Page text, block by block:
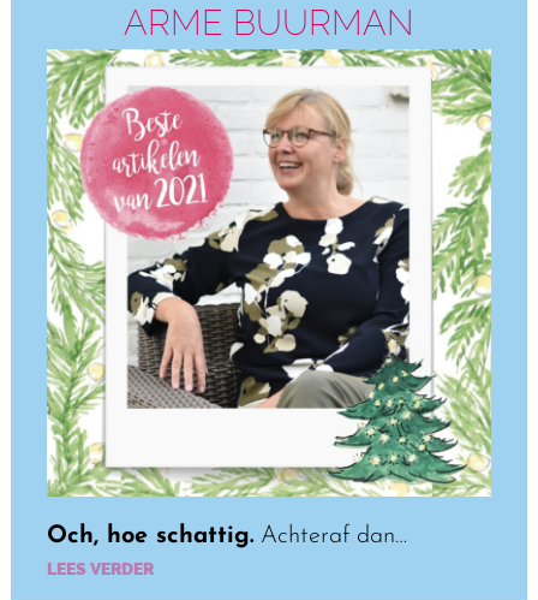
ARME BUURMAN
Och, hoe schattig.Achteraf dan…
LEES VERDER